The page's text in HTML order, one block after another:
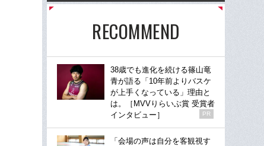
RECOMMEND
38歳でも進化を続ける篠山竜
青が語る「10年前よりバスケ
が上手くなっている」理由と
は。［MVVりらいぶ賞 受賞者
インタビュー］
PR
「会場の声は自分を客観視す